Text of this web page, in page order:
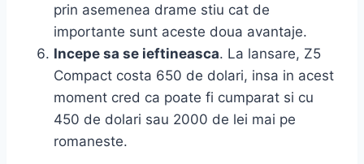
prin asemenea drame stiu cat de
importante sunt aceste doua avantaje.
Incepe sa se ieftineasca. La lansare, Z5
Compact costa 650 de dolari, insa in acest
moment cred ca poate fi cumparat si cu
450 de dolari sau 2000 de lei mai pe
romaneste.